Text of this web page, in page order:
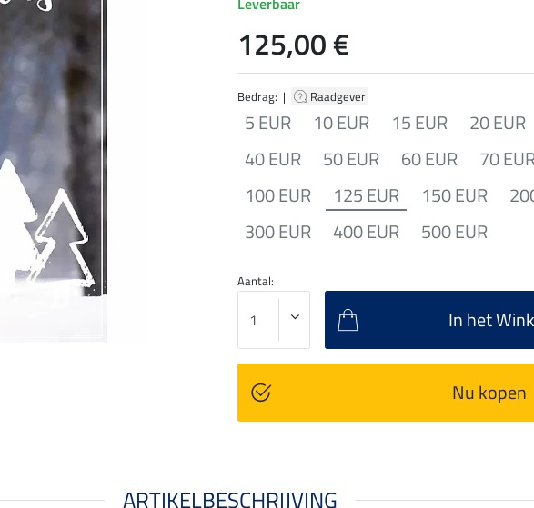
Bedrag: | Raadgever
5 EUR 10 EUR 15 EUR 20 EUR
40 EUR
50 EUR 60 EUR 70
100 EUR
125 EUR 150 EUR
300 EUR
400 EUR 500 EUR
125,00 €
Aantal:
In het
Nu kopen
ARTIKELBESCHRIJVING